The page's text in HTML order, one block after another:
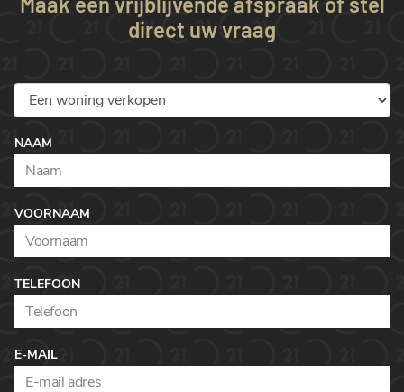
direct uw vraag
NAAM
VOORNAAM
TELEFOON
E-MAIL